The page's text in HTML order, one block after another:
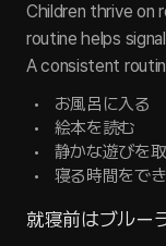
Children thrive on
routine helps
A consistent
お風呂に入る
絵本を読む
静かな遊びを
寝る時間をで
就寝前はブルー